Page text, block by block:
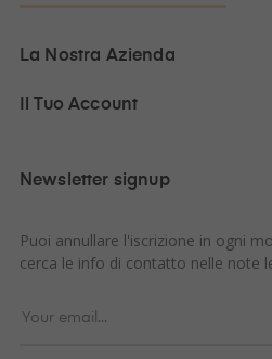
La Nostra Azienda
Il Tuo Account
Newsletter signup
Puoi annullare l'iscrizione in ogni
cerca le info di contatto nelle note